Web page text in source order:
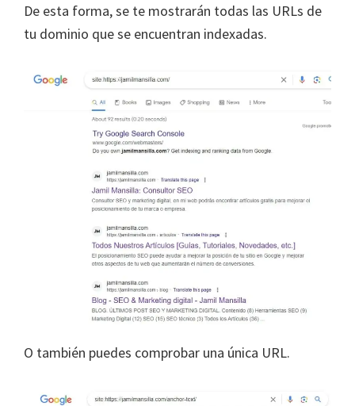
De esta forma, se te mostrarán todas las URLs de
tu dominio que se encuentran indexadas.
O también puedes comprobar una única URL.